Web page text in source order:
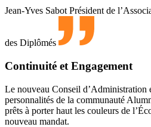
Jean-Yves Sabot Président de
des Diplômés
Continuité et Engagement
Le nouveau Conseil d’Administration
personnalités de la communauté
prêts à porter haut les couleurs de
nouveau mandat.